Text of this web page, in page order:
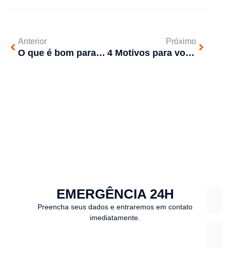
Anterior
O que é bom para desentupir cano de esgoto?
Próximo
4 Motivos para você não abrir mão da dedetização em seu imóvel
EMERGÊNCIA 24H
Preencha seus dados e entraremos em contato
imediatamente.